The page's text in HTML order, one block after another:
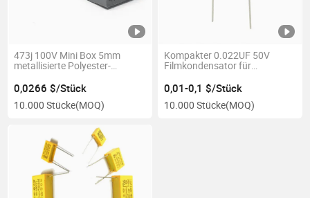
473j 100V Mini Box 5mm
metallisierte Polyester-
0,0266 $/Stück
10.000 Stücke(MOQ)
Kompakter 0.022UF 50V
Filmkondensator für
0,01-0,1 $/Stück
10.000 Stücke(MOQ)